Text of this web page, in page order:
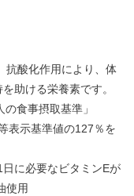
抗酸化作用により、体
助ける栄養素です。
食事摂取基準」
表示基準値の127％を
に必要なビタミンEが
使用